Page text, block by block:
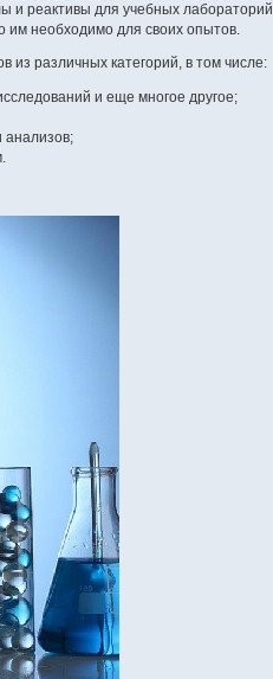
и реактивы для учебных лабораторий.
им необходимо для своих опытов.
из различных категорий, в том числе:
и еще многое другое;
анализов;